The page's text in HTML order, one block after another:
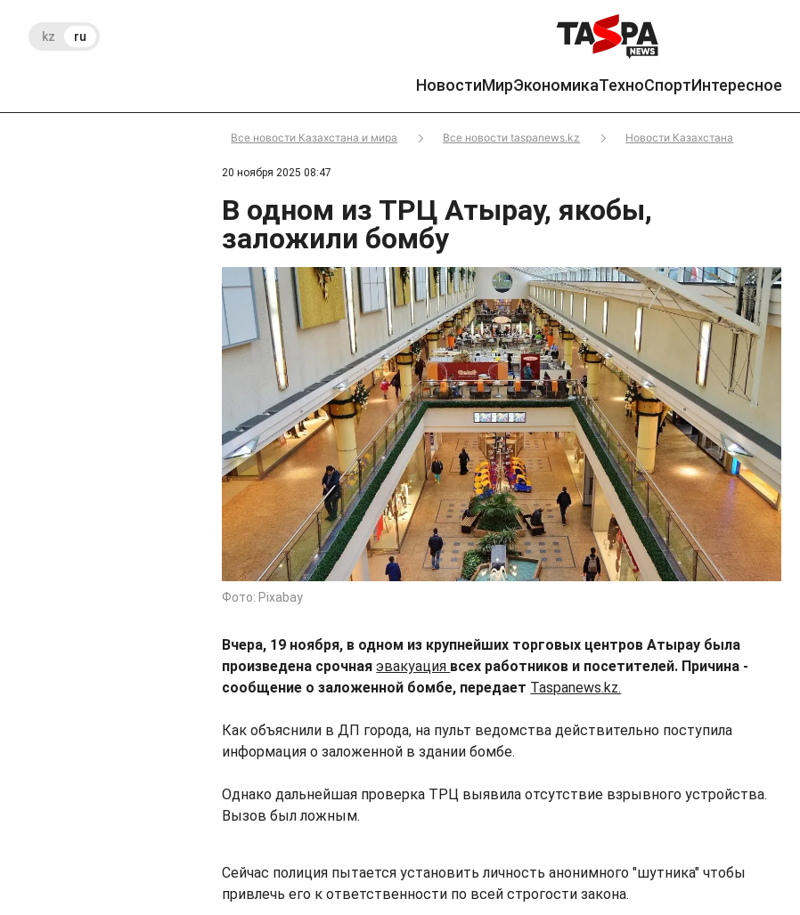
kz ru
НовостиМирЭкономикаТехноСпортИнтересное
Все новости Казахстана и мира Все новости taspanews.kz Новости Казахстана
20 ноября 2025 08:47
В одном из ТРЦ Атырау, якобы,
заложили бомбу
Фото: Pixabay
Вчера, 19 ноября, в одном из крупнейших торговых центров Атырау была
произведена срочнаяэвакуация всех работников и посетителей. Причина -
сообщение о заложенной бомбе, передает Taspanews.kz.
Как объяснили в ДП города, на пульт ведомства действительно поступила
информация о заложенной в здании бомбе.
Однако дальнейшая проверка ТРЦ выявила отсутствие взрывного устройства.
Вызов был ложным.
Сейчас полиция пытается установить личность анонимного "шутника" чтобы
привлечь его к ответственности по всей строгости закона.